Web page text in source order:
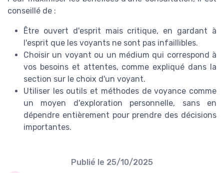
conseillé de :
Être ouvert d'esprit mais critique, en gardant à
l'esprit que les voyants ne sont pas infaillibles.
Choisir un voyant ou un médium qui correspond à
vos besoins et attentes, comme expliqué dans la
section sur le choix d'un voyant.
Utiliser les outils et méthodes de voyance comme
un moyen d'exploration personnelle, sans en
dépendre entièrement pour prendre des décisions
importantes.
Publié le 25/10/2025